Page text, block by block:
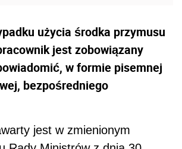
użycia środka przymusu
jest zobowiązany
w formie pisemnej
bezpośredniego
jest w zmienionym